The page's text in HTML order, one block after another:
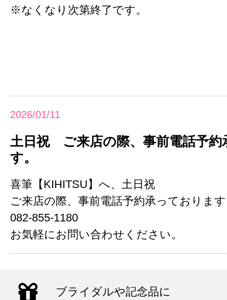
※なくなり次第終了です。
2026/01/11
土日祝 ご来店の際、事前電話予約
す。
喜筆【KIHITSU】へ、土日祝
ご来店の際、事前電話予約承っておりま
082-855-1180
お気軽にお問い合わせください。
ブライダルや記念品に